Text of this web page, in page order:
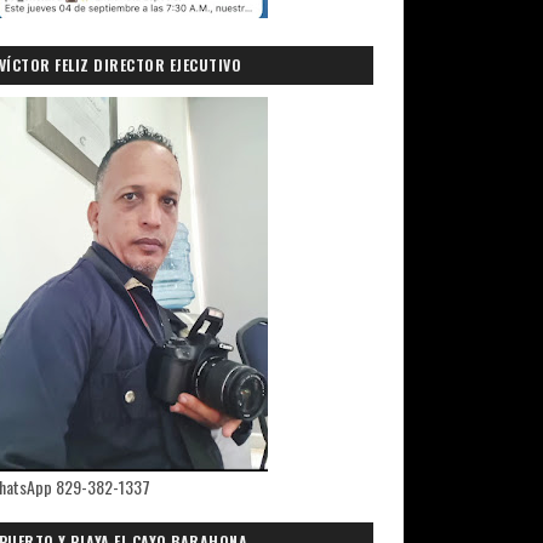
FELIZ DIRECTOR EJECUTIVO
829-382-1337